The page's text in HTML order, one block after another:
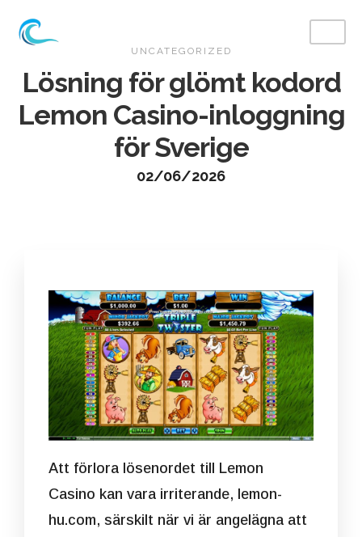
UNCATEGORIZED
Lösning för glömt kodord
Lemon Casino-inloggning
för Sverige
02/06/2026
Att förlora lösenordet till Lemon
Casino kan vara irriterande, lemon-
hu.com, särskilt när vi är angelägna att